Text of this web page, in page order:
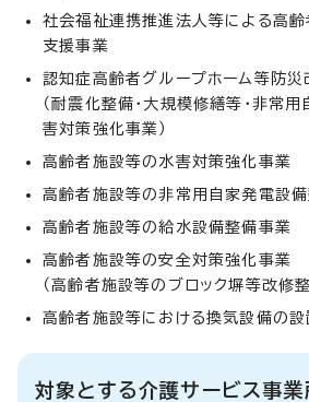
社会福祉連携推進法人等による高
支援事業
認知症高齢者グループホーム等防災
（耐震化整備・大規模修繕等・非常
害対策強化事業）
高齢者施設等の水害対策強化事業
高齢者施設等の非常用自家発電設
高齢者施設等の給水設備整備事業
高齢者施設等の安全対策強化事業
（高齢者施設等のブロック塀等改修
高齢者施設等における換気設備の
対象とする介護サービス事業